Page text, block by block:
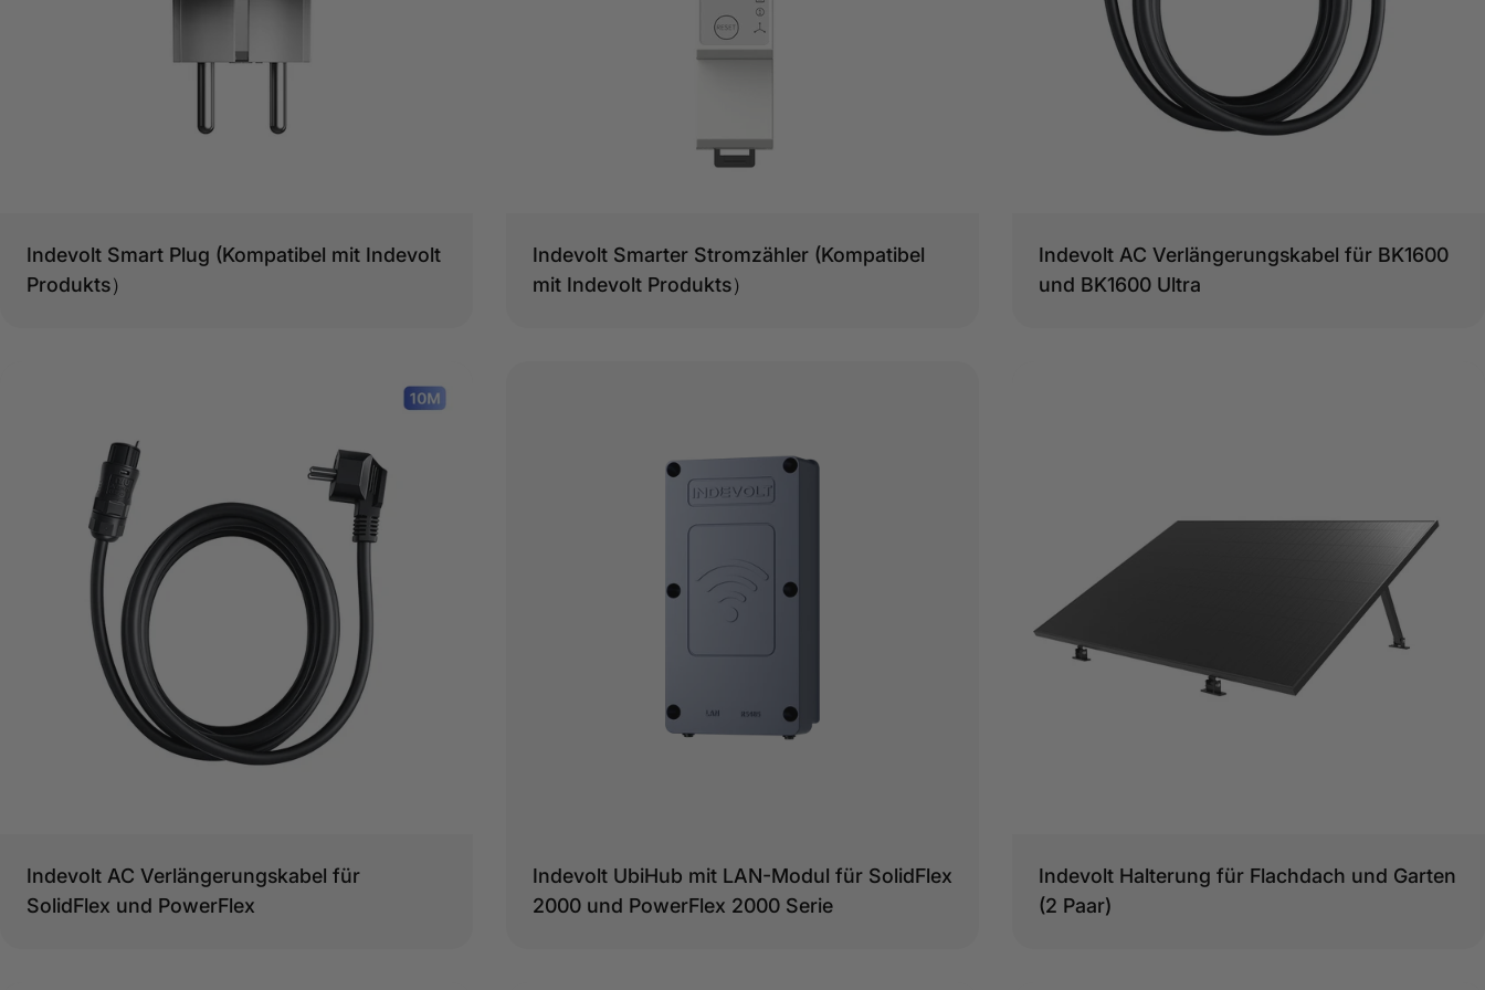
Typ:
Indevolt Smart Plug (Kompatibel mit Indevolt
Produkts）
Typ:
Indevolt Smarter Stromzähler (Kompatibel
mit Indevolt Produkts）
Typ:
Indevolt AC Verlängerungskabel für BK1600
und BK1600 Ultra
Typ:
Indevolt AC Verlängerungskabel für
SolidFlex und PowerFlex
Typ:
Indevolt UbiHub mit LAN-Modul für SolidFlex
2000 und PowerFlex 2000 Serie
Typ:
Indevolt Halterung für Flachdach und Garten
(2 Paar)